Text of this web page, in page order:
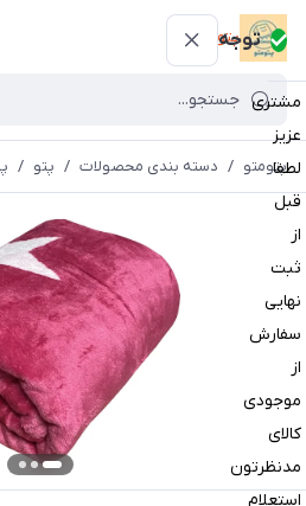
توجه
مشتری
عزیز
لطفا
قبل
از
ثبت
نهایی
سفارش
از
موجودی
کالای
مدنظرتون
استعلام
پتومتو
پتومتو / دسته بندی محصولات / پتو /